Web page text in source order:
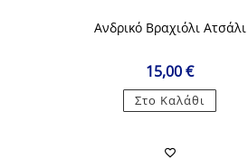
Ανδρικό Βραχιόλι Ατσάλι
15,00€
Στο Καλάθι